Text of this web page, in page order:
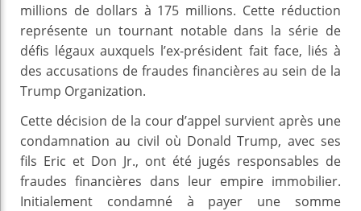
millions de dollars à 175 millions. Cette réduction
représente un tournant notable dans la série de
défis légaux auxquels l’ex-président fait face, liés à
des accusations de fraudes financières au sein de la
Trump Organization.
Cette décision de la cour d’appel survient après une
condamnation au civil où Donald Trump, avec ses
fils Eric et Don Jr., ont été jugés responsables de
fraudes financières dans leur empire immobilier.
Initialement condamné à payer une somme